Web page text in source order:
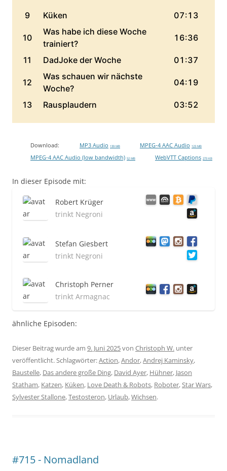
Download: MP3 Audio 139 MB MPEG-4 AAC Audio 123 MB
MPEG-4 AAC Audio (low bandwidth) 52 MB WebVTT Captions 273 KB
In dieser Episode mit:
Robert Krüger
trinkt Negroni
Stefan Giesbert
trinkt Negroni
Christoph Perner
trinkt Armagnac
ähnliche Episoden:
Dieser Beitrag wurde am 9. Juni 2025von Christoph W. unter
veröffentlicht. Schlagwörter:Action,Andor,Andrej Kaminsky,
Baustelle, Das andere große Ding, David Ayer, Hühner, Jason
Statham, Katzen, Küken, Love Death & Robots, Roboter,Star Wars,
Sylvester Stallone,Testosteron, Urlaub,Wichsen.
#715 - Nomadland